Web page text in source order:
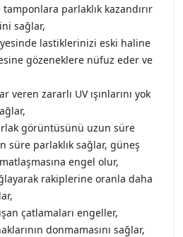
parlaklık kazandırır
sağlar,
lastiklerinizi eski haline
gözeneklere nüfuz eder ve
veren zararlı UV ışınlarını yok
görüntüsünü uzun süre
süre parlaklık sağlar, güneş
engel olur,
rakiplerine oranla daha
çatlamaları engeller,
donmamasını sağlar,